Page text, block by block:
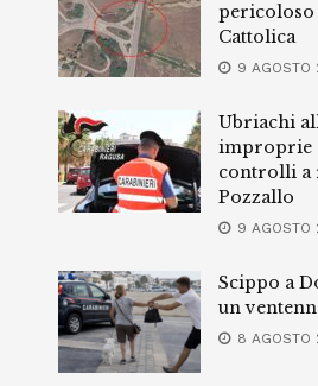
pericoloso
Cattolica
9 AGOSTO
Ubriachi
improprie
controlli a
Pozzallo
9 AGOSTO
Scippo a
un
8 AGOSTO